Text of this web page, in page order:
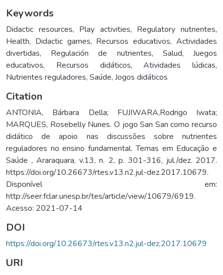
Keywords
Didactic resources, Play activities, Regulatory nutrientes,
Health, Didactic games, Recursos educativos,Actividades
divertidas, Regulación de nutrientes, Salud,Juegos
educativos, Recursos didáticos,Atividades lúdicas,
Nutrientes reguladores, Saúde, Jogos didáticos
Citation
ANTONIA, Bárbara Della; FUJIWARA,Rodrigo Iwata;
MARQUES, Rosebelly Nunes. O jogo San San como recurso
didático de apoio nas discussões sobre nutrientes
reguladores no ensino fundamental. Temas em Educação e
Saúde , Araraquara, v.13, n. 2, p. 301-316, jul./dez. 2017.
https://doi.org/10.26673/rtes.v13.n2.jul-dez.2017.10679.
Disponível em:
http://seer.fclar.unesp.br/tes/article/view/10679/6919.
Acesso: 2021-07-14
DOI
https://doi.org/10.26673/rtes.v13.n2.jul-dez.2017.10679
URI